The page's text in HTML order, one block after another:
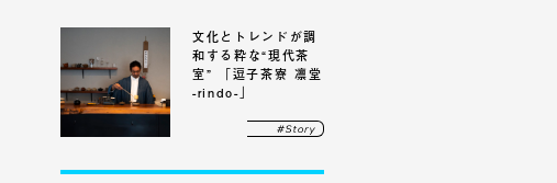
文化とトレンドが調
和する粋な“現代茶
室” 「逗子茶寮 凛堂
-rindo-」